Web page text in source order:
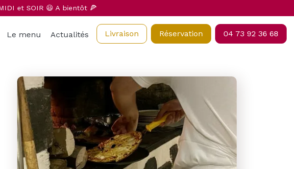
et SOIR 😃 A bientôt 🍕
Livraison Réservation 04 73 92 36 68
Le menu Actualités